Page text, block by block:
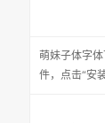
萌妹子体字体
件，点击“安